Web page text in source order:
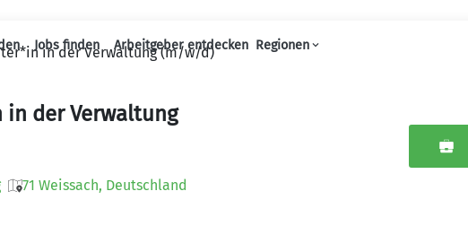
Haupt-Navigation
Jobs finden Arbeitgeber entdecken Regionen
in der Verwaltung (m/w/d)
der Verwaltung
71 Weissach, Deutschland